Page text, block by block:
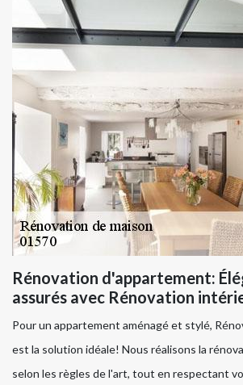
Rénovation d'appartement:
assurés avec Rénovation
Pour un appartement aménagé et stylé,
est la solution idéale! Nous réalisons la
selon les règles de l'art, tout en respectant